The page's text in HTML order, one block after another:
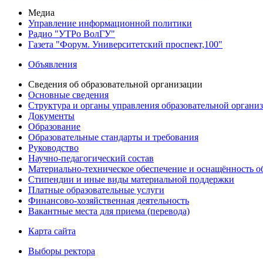
Медиа
Управление информационной политики
Радио "УТРо ВолГУ"
Газета "Форум. Университетский проспект,100"
Объявления
Сведения об образовательной организации
Основные сведения
Структура и органы управления образовательной
Документы
Образование
Образовательные стандарты и требования
Руководство
Научно-педагогический состав
Материально-техническое обеспечение и оснащённость
Стипендии и иные виды материальной поддержки
Платные образовательные услуги
Финансово-хозяйственная деятельность
Вакантные места для приема (перевода)
Карта сайта
Выборы ректора